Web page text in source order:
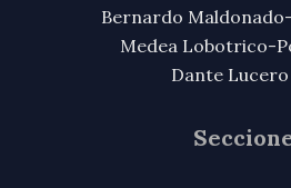
Bernardo
Medea Lobotrico-
Dante